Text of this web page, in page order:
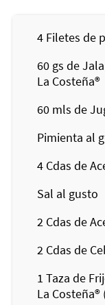
4 Filetes de
60 gs de
La Costeña®
60 mls de
Pimienta al
4 Cdas de
Sal al gusto
2 Cdas de
2 Cdas de
1 Taza de
La Costeña®